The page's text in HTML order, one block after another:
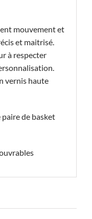
mouvement et
et maitrisé.
à respecter
vernis haute
de basket